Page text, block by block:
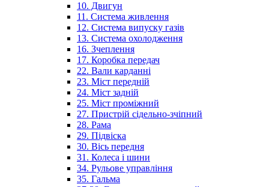
10. Двигун
11. Система живлення
12. Система випуску газів
13. Система охолодження
16. Зчеплення
17. Коробка передач
22. Вали карданні
23. Міст передній
24. Міст задній
25. Міст проміжний
27. Пристрій сідельно-зчіпний
28. Рама
29. Підвіска
30. Вісь передня
31. Колеса і шини
34. Рульове управління
35. Гальма